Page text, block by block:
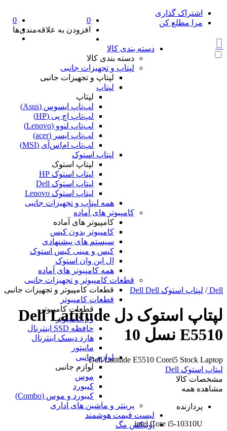
اشتراک گذاری
مرا مطلع کن
0
افزودن به علاقه‌مندی‌ها
0
دسته بندی کالا
دسته بندی کالا
لپتاپ و تجهیزات جانبی
لپتاپ و تجهیزات جانبی
لپتاپ
لپتاپ
لپ‌تاپ ایسوس (Asus)
لپ‌تاپ اچ پی (HP)
لپ‌تاپ لنوو (Lenovo)
لپ‌تاپ ایسر (acer)
لپ‌تاپ ام‌اس‌آی (MSI)
لپتاپ استوک
لپتاپ استوک
لپتاپ استوک HP
لپتاپ استوک Dell
لپتاپ استوک Lenovo
همه لپتاپ و تجهیزات جانبی
کامپیوتر های آماده
کامپیوتر های آماده
کامپیوتر بدون کیس
سیستم های پیشنهادی
کیس و مینی کیس استوک
ال این وان استوک
همه کامپیوتر های آماده
قطعات کامپیوتر و تجهیزات جانبی
قطعات کامپیوتر و تجهیزات جانبی
قطعات کامپیوتر
قطعات کامپیوتر
رم کامپیوتر
حافظه SSD اینترنال
هارد دیسک اینترنال
مانیتور
لوازم جانبی
لوازم جانبی
موس
کیبورد
کیبورد و موس (Combo)
پرینتر و ماشین های اداری
لیست قیمت هوشمند
اونیکس مگ
Dell
/ لپتاپ استوک Dell Dell
لپتاپ استوک دل Dell Latitude
E5510 نسل 10
Dell Latitude E5510 Corei5 Stock Laptop
لپتاپ استوک Dell
مشخصات کالا
مشاهده همه
پردازنده
intel Core i5-10310U